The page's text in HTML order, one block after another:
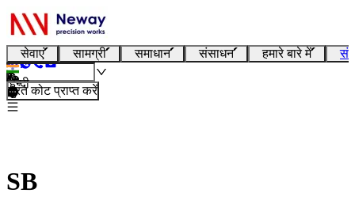
सेवाएं सामग्री समाधान संसाधन हमारे बारे में
हिन्दी
तुरंत कोट प्राप्त करें
SB